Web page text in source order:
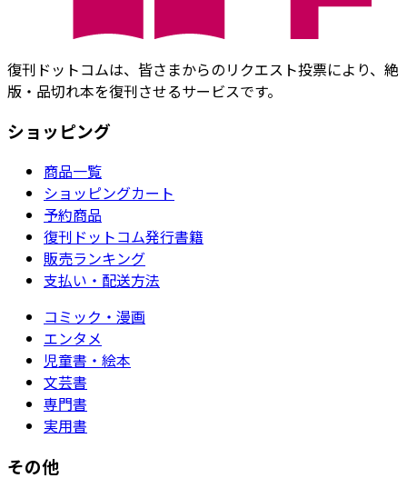
復刊ドットコムは、皆さまからのリクエスト投票により、絶
版・品切れ本を復刊させるサービスです。
ショッピング
商品一覧
ショッピングカート
予約商品
復刊ドットコム発行書籍
販売ランキング
支払い・配送方法
コミック・漫画
エンタメ
児童書・絵本
文芸書
専門書
実用書
その他